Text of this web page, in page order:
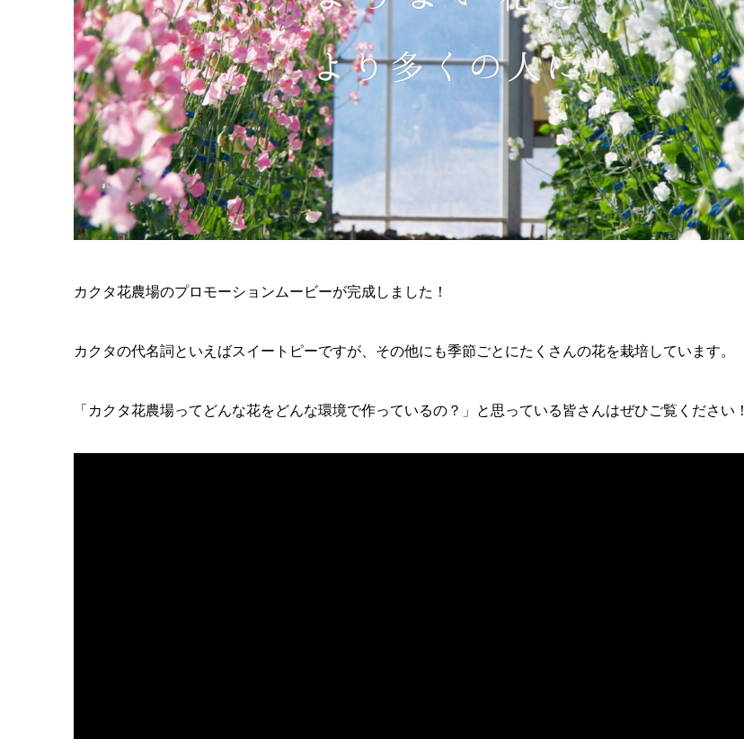
カクタ花農場のプロモーションムービーが完成しました！
カクタの代名詞といえばスイートピーですが、その他にも季節ごとにたくさんの花を栽培しています。
「カクタ花農場ってどんな花をどんな環境で作っているの？」と思っている皆さんはぜひご覧ください！